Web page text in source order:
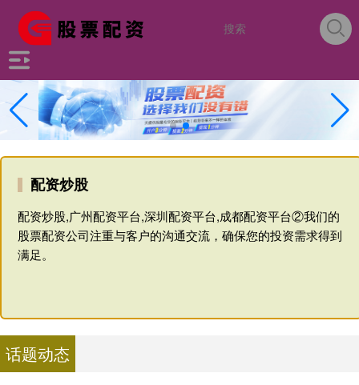
配资炒股
配资炒股,广州配资平台,深圳配资平台,成都配资平台②我们的
股票配资公司注重与客户的沟通交流，确保您的投资需求得到
满足。
话题动态